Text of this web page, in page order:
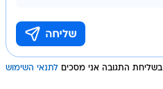
בשליחת התגובה אני מסכים לתנאי השימוש